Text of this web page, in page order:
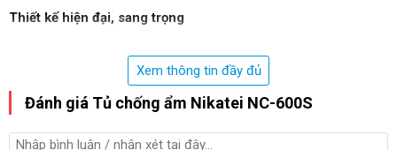
Thiết kế hiện đại, sang trọng
giúp người dùng dễ dàng quan sát được các đồ vật bên
trong. Đồng hồ điện tử được cài đặt ở bên ngoài rất tiện lợi
cho việc quan sát và điều chỉnh độ ẩm.
Xem thông tin đầy đủ
Đánh giá Tủ chống ẩm Nikatei NC-600S